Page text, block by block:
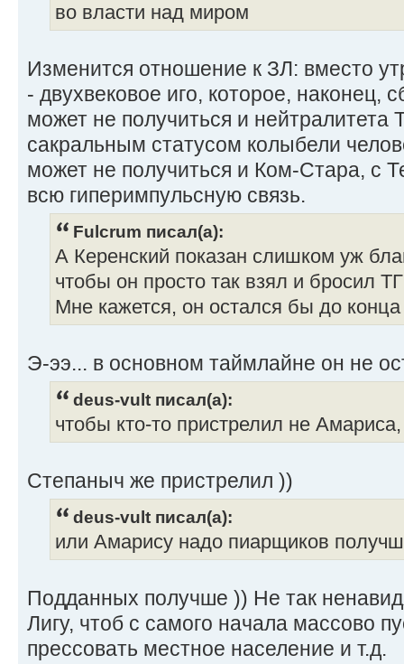
во власти над миром
Изменится отношение к ЗЛ: вместо
- двухвековое иго, которое, наконец,
может не получиться и нейтралитета
сакральным статусом колыбели
может не получиться и Ком-Стара, с
всю гиперимпульсную связь.
Fulcrum писал(а):
А Керенский показан слишком уж
чтобы он просто так взял и бросил
Мне кажется, он остался бы до конца
Э-ээ... в основном таймлайне он не
deus-vult писал(а):
чтобы кто-то пристрелил не
Степаныч же пристрелил ))
deus-vult писал(а):
или Амарису надо пиарщиков
Подданных получше )) Не так
Лигу, чтоб с самого начала массово
прессовать местное население и т.д.